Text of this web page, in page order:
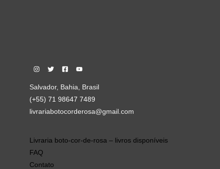
Salvador, Bahia, Brasil
(+55) 71 98647 7489
livrariabotocorderosa@gmail.com
Livraria boto-cor-de-rosa – livros disponíveis
FAQ
Contato